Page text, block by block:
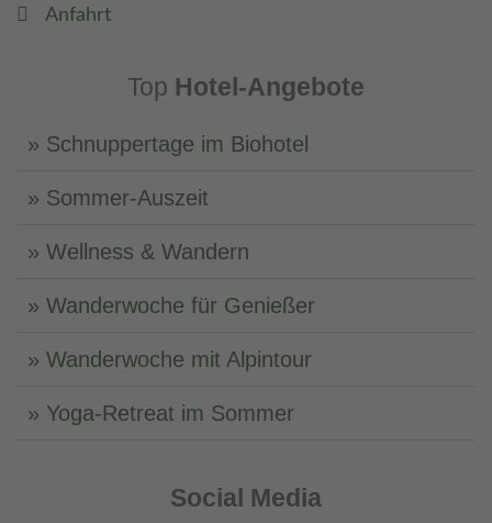
Anfahrt
Top Hotel-Angebote
Schnuppertage im Biohotel
Sommer-Auszeit
Wellness & Wandern
Wanderwoche für Genießer
Wanderwoche mit Alpintour
Yoga-Retreat im Sommer
Social Media